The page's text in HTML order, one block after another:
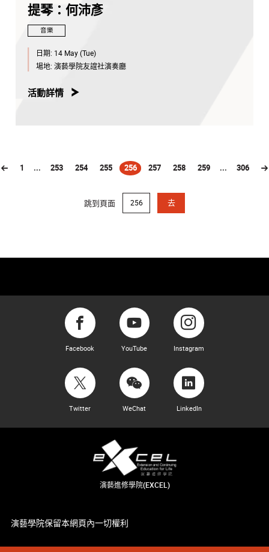
提琴：何沛彥
音樂
日期: 14 May (Tue)
場地: 演藝學院友誼社演奏廳
活動詳情
1 ... 253 254 255 256
(current)257 258 259 ... 306
跳到頁面 去
Facebook YouTube Instagram
Twitter WeChat LinkedIn
演藝進修學院(EXCEL)
演藝學院保留本網頁內一切權利